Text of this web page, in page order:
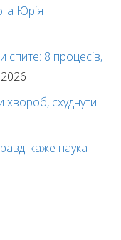
Юрія
спите: 8 процесів,
схуднути
каже наука